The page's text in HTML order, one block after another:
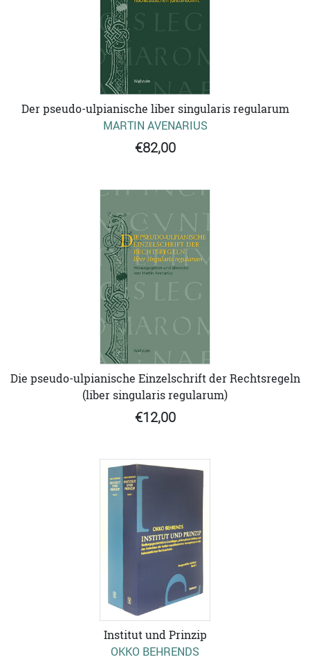
Der pseudo-ulpianische liber singularis regularum
MARTIN AVENARIUS
€82,00
Die pseudo-ulpianische Einzelschrift der Rechtsregeln
(liber singularis regularum)
€12,00
Institut und Prinzip
OKKO BEHRENDS